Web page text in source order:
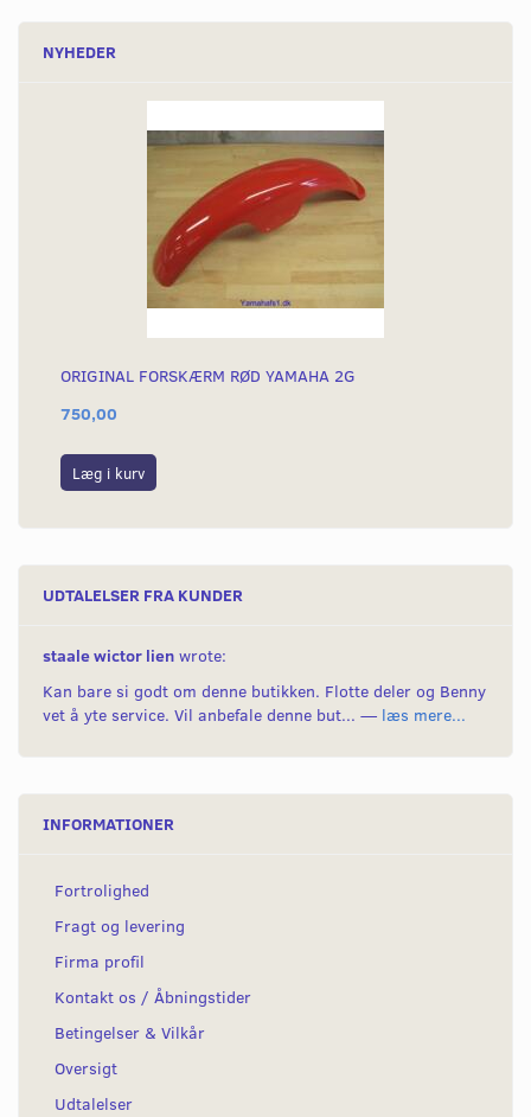
NYHEDER
ORIGINAL FORSKÆRM RØD YAMAHA 2G
750,00
Læg i kurv
UDTALELSER FRA KUNDER
staale wictor lien wrote:
Kan bare si godt om denne butikken. Flotte deler og Benny
vet å yte service. Vil anbefale denne but... — læs mere...
INFORMATIONER
Fortrolighed
Fragt og levering
Firma profil
Kontakt os / Åbningstider
Betingelser & Vilkår
Oversigt
Udtalelser